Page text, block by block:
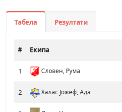
Табела Резултати
# Екипа
1 Словен, Рума
2 Халас Јожеф, Ада